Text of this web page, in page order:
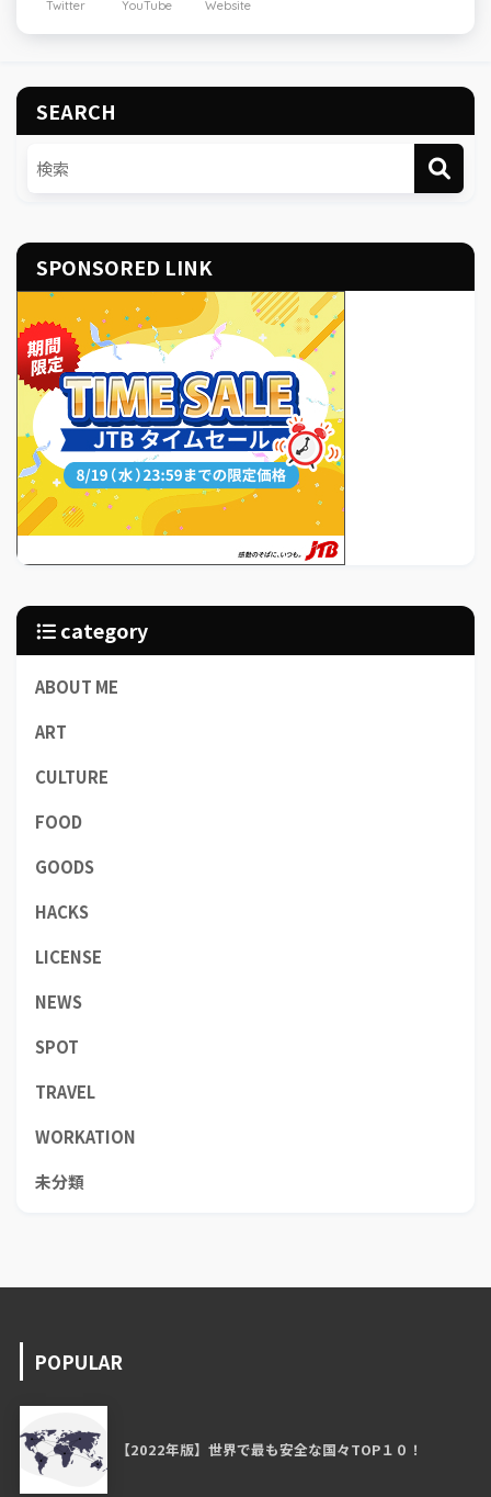
Twitter YouTube Website
SEARCH
SPONSORED LINK
category
ABOUT ME
ART
CULTURE
FOOD
GOODS
HACKS
LICENSE
NEWS
SPOT
TRAVEL
WORKATION
未分類
POPULAR
【2022年版】世界で最も安全な国々TOP１０！